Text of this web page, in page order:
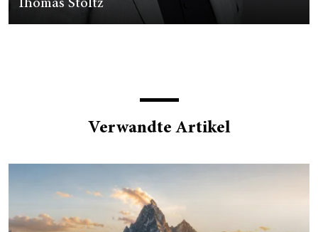
Thomas Stoltz
Verwandte Artikel